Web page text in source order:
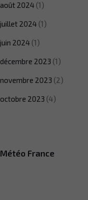
août 2024(1)
juillet 2024(1)
juin 2024(1)
décembre 2023 (1)
novembre 2023 (2)
octobre 2023 (4)
Météo France